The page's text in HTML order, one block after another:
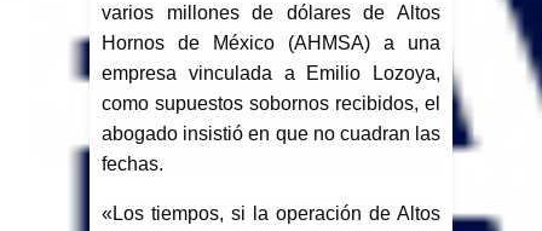
varios millones de dólares de Altos
Hornos de México (AHMSA) a una
empresa vinculada a Emilio Lozoya,
como supuestos sobornos recibidos, el
abogado insistió en que no cuadran las
fechas.
«Los tiempos, si la operación de Altos